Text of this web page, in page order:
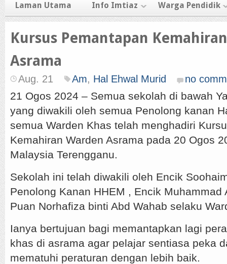
Laman Utama Info Imtiaz Warga Pendidik
Kursus Pemantapan
Asrama
Aug. 21 Am, Hal Ehwal Murid no
21 Ogos 2024 – Semua sekolah di bawah
yang diwakili oleh semua Penolong kanan
semua Warden Khas telah menghadiri
Kemahiran Warden Asrama pada 20 Ogos
Malaysia Terengganu.
Sekolah ini telah diwakili oleh Encik
Penolong Kanan HHEM , Encik Muhammad
Puan Norhafiza binti Abd Wahab selaku
Ianya bertujuan bagi memantapkan lagi
khas di asrama agar pelajar sentiasa peka
mematuhi peraturan dengan lebih baik.